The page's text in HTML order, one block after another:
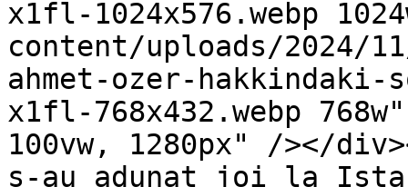
x1fl-1024x576.webp
content/uploads/2024/
ahmet-ozer-
x1fl-768x432.webp
100vw, 1280px" /></
s-au adunat joi la